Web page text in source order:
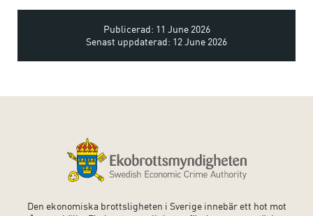
Publicerad: 11 June 2026
Senast uppdaterad: 12 June 2026
Den ekonomiska brottsligheten i Sverige innebär ett hot mot